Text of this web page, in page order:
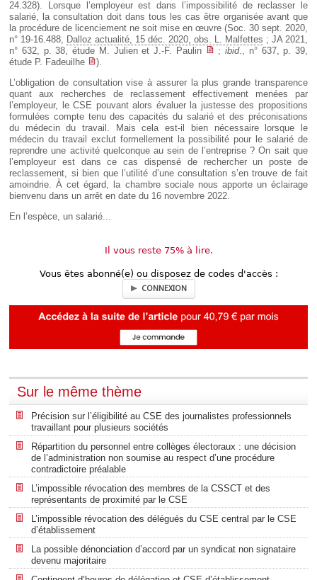
24.328). Lorsque l’employeur est dans l’impossibilité de reclasser le
salarié, la consultation doit dans tous les cas être organisée avant que
la procédure de licenciement ne soit mise en œuvre (Soc. 30 sept. 2020,
n° 19-16.488, Dalloz actualité, 15 déc. 2020, obs. L. Malfettes ; JA 2021,
n° 632, p. 38, étude M. Julien et J.-F. Paulin
; ibid., n° 637, p. 39,
étude P. Fadeuilhe
).
L’obligation de consultation vise à assurer la plus grande transparence
quant aux recherches de reclassement effectivement menées par
l’employeur, le CSE pouvant alors évaluer la justesse des propositions
formulées compte tenu des capacités du salarié et des préconisations
du médecin du travail. Mais cela est-il bien nécessaire lorsque le
médecin du travail exclut formellement la possibilité pour le salarié de
reprendre une activité quelconque au sein de l’entreprise ? On sait que
l’employeur est dans ce cas dispensé de rechercher un poste de
reclassement, si bien que l’utilité d’une consultation s’en trouve de fait
amoindrie. À cet égard, la chambre sociale nous apporte un éclairage
bienvenu dans un arrêt en date du 16 novembre 2022.
En l’espèce, un salarié...
Il vous reste 75% à lire.
Vous êtes abonné(e) ou disposez de codes d'accès :
CONNEXION
Sur le même thème
Précision sur l’éligibilité au CSE des journalistes professionnels
travaillant pour plusieurs sociétés
Répartition du personnel entre collèges électoraux : une décision
de l’administration non soumise au respect d’une procédure
contradictoire préalable
L’impossible révocation des membres de la CSSCT et des
représentants de proximité par le CSE
L’impossible révocation des délégués du CSE central par le CSE
d’établissement
La possible dénonciation d’accord par un syndicat non signataire
devenu majoritaire